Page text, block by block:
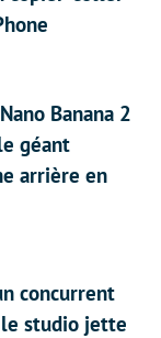
Banana 2
géant
arrière en
concurrent
studio jette